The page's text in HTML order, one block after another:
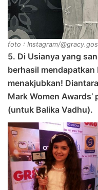
foto : Instagram/
5. Di Usianya yang
berhasil mendapatkan
menakjubkan!
Mark Women Awards’
(untuk Balika Vadhu).